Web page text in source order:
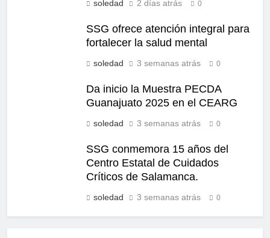
soledad 2 días atrás 0
SSG ofrece atención integral para
fortalecer la salud mental
soledad 3 semanas atrás 0
Da inicio la Muestra PECDA
Guanajuato 2025 en el CEARG
soledad 3 semanas atrás 0
SSG conmemora 15 años del
Centro Estatal de Cuidados
Críticos de Salamanca.
soledad 3 semanas atrás 0